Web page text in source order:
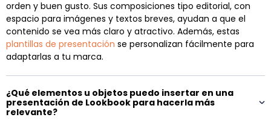
orden y buen gusto. Sus composiciones tipo editorial, con
espacio para imágenes y textos breves, ayudan a que el
contenido se vea más claro y atractivo. Además, estas
plantillas de presentación se personalizan fácilmente para
adaptarlas a tu marca.
¿Qué elementos u objetos puedo insertar en una
presentación de Lookbook para hacerla más
relevante?